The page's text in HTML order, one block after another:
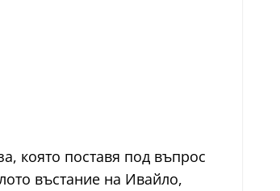
която поставя под въпрос
въстание на Ивайло,